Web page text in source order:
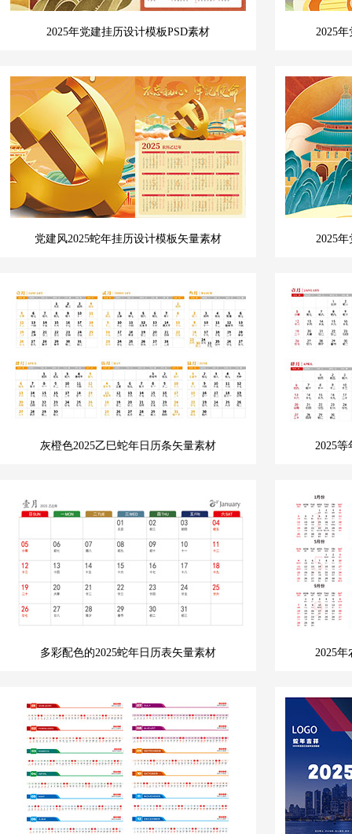
2025年党建挂历设计模板PSD素材 2025
党建风2025蛇年挂历设计模板矢量素材 2025
灰橙色2025乙巳蛇年日历条矢量素材 2025
多彩配色的2025蛇年日历表矢量素材 2025